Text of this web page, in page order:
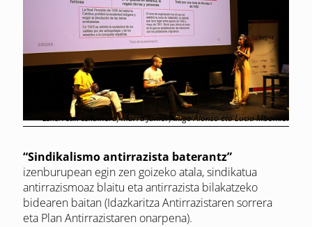
Ezkerretik eskuinera; Marra Junior, Iñigo Alonso eta Lucia Mbomio.
“Sindikalismo antirrazista baterantz”
izenburupean egin zen goizeko atala, sindikatua
antirrazismoaz blaitu eta antirrazista bilakatzeko
bidearen baitan (Idazkaritza Antirrazistaren sorrera
eta Plan Antirrazistaren onarpena).